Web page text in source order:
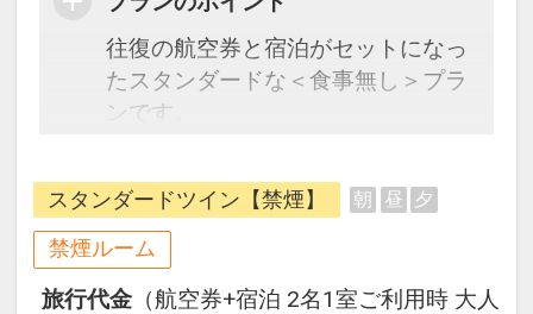
往復の航空券と宿泊がセットになっ
たスタンダードな＜食事無し＞プラ
ンです。
できるダイナミックパッケージだか
ら、一都市滞在はもちろん周遊旅行
にも最適！
旅行期間中の1泊だけの宿泊や延
泊・飛び泊なども自由自在です。
スタンダードツイン【禁煙】 朝 昼 夕
禁煙ルーム
旅行代金 （航空券+宿泊 2名1室ご利用時 大人